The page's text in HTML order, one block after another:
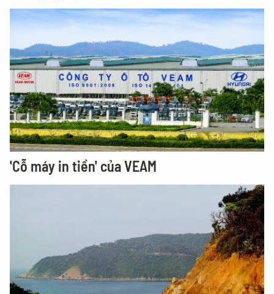
'Cỗ máy in tiền' của VEAM